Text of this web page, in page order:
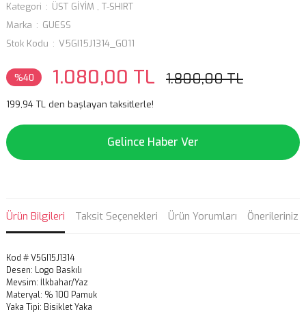
Kategori ÜST GİYİM , T-SHIRT
Marka
GUESS
Stok Kodu
V5GI15J1314_G011
%40 1.080,00 TL 1.800,00 TL
199,94 TL den başlayan taksitlerle!
Gelince Haber Ver
Ürün Bilgileri Taksit Seçenekleri Ürün Yorumları Önerileriniz
Kod # V5GI15J1314
Desen: Logo Baskılı
Mevsim: İlkbahar/Yaz
Materyal: % 100 Pamuk
Yaka Tipi: Bisiklet Yaka